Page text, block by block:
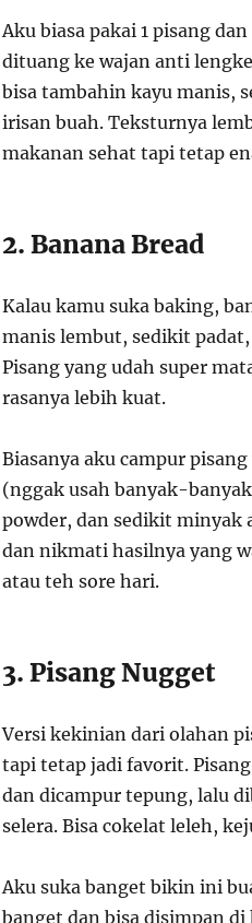
Aku biasa pakai 1 pisang
dituang ke wajan anti
bisa tambahin kayu manis,
irisan buah. Teksturnya
makanan sehat tapi tetap
2. Banana Bread
Kalau kamu suka baking,
manis lembut, sedikit
Pisang yang udah super
rasanya lebih kuat.
Biasanya aku campur
(nggak usah banyak-
powder, dan sedikit minyak
dan nikmati hasilnya yang
atau teh sore hari.
3. Pisang Nugget
Versi kekinian dari olahan
tapi tetap jadi favorit.
dan dicampur tepung, lalu
selera. Bisa cokelat leleh,
Aku suka banget bikin ini
banget dan bisa disimpan